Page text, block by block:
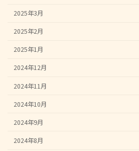
2025年3月
2025年2月
2025年1月
2024年12月
2024年11月
2024年10月
2024年9月
2024年8月